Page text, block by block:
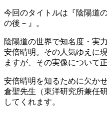
今回のタイトルは『陰陽道
の後－』。
陰陽道の世界で知名度・実
安倍晴明。その人気ゆえに
ますが、その実像について
安倍晴明を知るために欠か
倉聖先生（東洋研究所兼任
してくれます。